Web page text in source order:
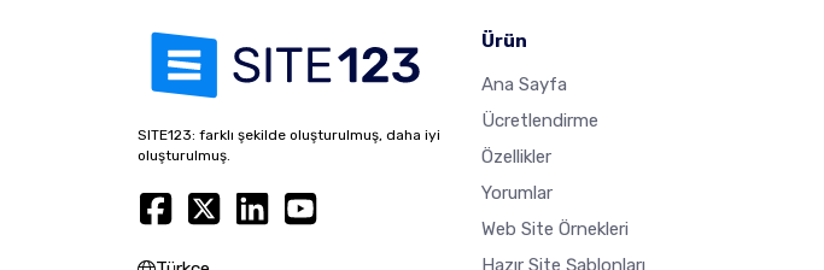
SITE123: farklı şekilde oluşturulmuş, daha iyi
oluşturulmuş.
Ürün
Ana Sayfa
Ücretlendirme
Özellikler
Yorumlar
Web Site Örnekleri
Hazır Site Şablonları